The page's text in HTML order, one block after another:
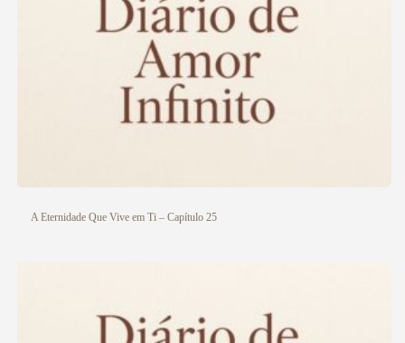
A Eternidade Que Vive em Ti – Capítulo 25